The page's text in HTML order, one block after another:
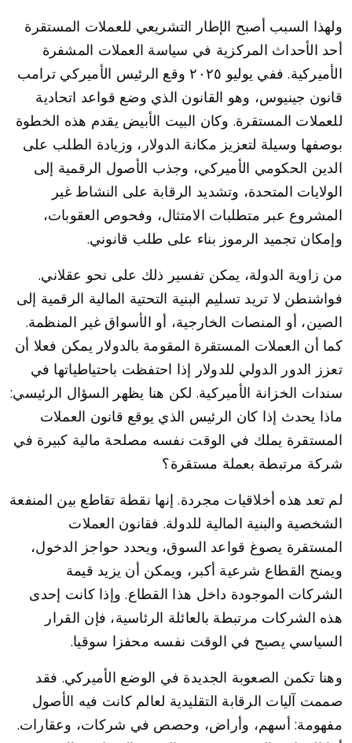
ولهذا السبب أصبح الإطار التشريعي للعملات المستقرة
أحد الأحداث المركزية في سياسة العملات المشفرة
الأميركية. ففي يوليو ٢٠٢٥ وقع الرئيس الأميركي ترامب
قانون جينيوس، وهو القانون الذي وضع قواعد اتحادية
للعملات المستقرة. وكان البيت الأبيض يقدم هذه الخطوة
بوصفها وسيلة لتعزيز مكانة الدولار، وزيادة الطلب على
الدين الحكومي الأميركي، وجذب الأصول الرقمية إلى
الولايات المتحدة، وتشديد الرقابة على النشاط غير
المشروع عبر متطلبات الامتثال، وفحوص العقوبات،
وإمكان تجميد الرموز بناء على طلب قانوني.
من زاوية الدولة، يمكن تفسير ذلك على نحو عقلاني.
فواشنطن لا تريد تسليم البنية التحتية المالية الرقمية إلى
الصين، أو المنصات الخارجية، أو الأسواق غير المنظمة.
كما أن العملات المستقرة المقومة بالدولار يمكن فعلا أن
تعزز الدور الدولي للدولار إذا احتفظت باحتياطياتها في
سندات الخزانة الأميركية. لكن هنا يظهر السؤال الرئيسي:
ماذا يحدث إذا كان الرئيس الذي يوقع قانون العملات
المستقرة يملك في الوقت نفسه مصلحة مالية كبيرة في
شركة مرتبطة بعملة مستقرة؟
لم تعد هذه أخلاقيات مجردة. إنها نقطة تقاطع بين المنفعة
الشخصية والبنية المالية للدولة. فقانون العملات
المستقرة يصوغ قواعد السوق، ويحدد حواجز الدخول،
ويمنح القطاع شرعية أكبر، ويمكن أن يزيد قيمة
الشركات الموجودة داخل هذا القطاع. وإذا كانت إحدى
هذه الشركات مرتبطة بالعائلة الرئاسية، فإن القرار
السياسي يصبح في الوقت نفسه محفزا سوقيا.
وهنا تكمن الصعوبة الجديدة في الوضع الأميركي. فقد
صممت آليات الرقابة التقليدية لعالم كانت فيه الأصول
مفهومة: أسهم، وأراض، وحصص في شركات، وعقارات.